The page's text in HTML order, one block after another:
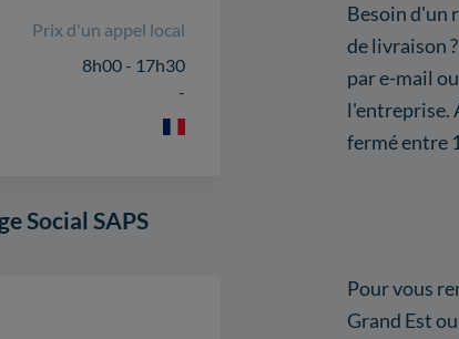
Prix d'un appel local
8h00 - 17h30
-
Besoin d'un
de livraison
par e-mail
l'entreprise.
fermé entre
Social SAPS
Pour vous
Grand Est